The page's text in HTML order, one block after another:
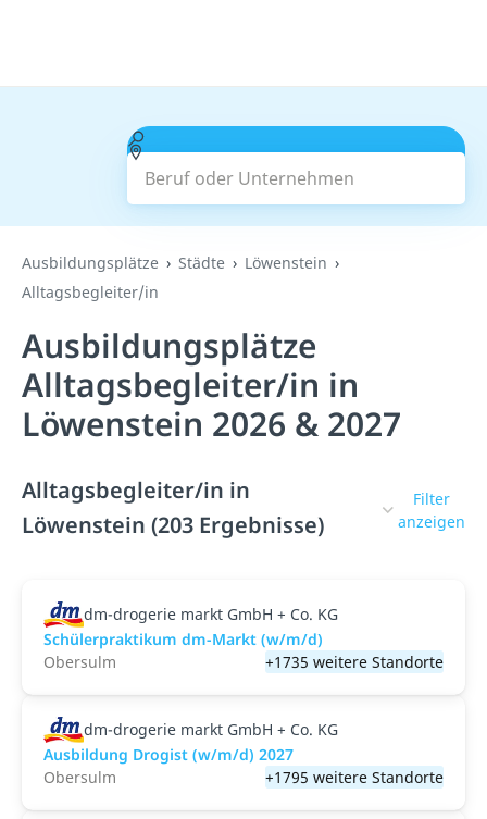
Beruf oder Unternehmen
Suchen
Ausbildungsplätze Städte
Löwenstein
Alltagsbegleiter/in
Ausbildungsplätze
Alltagsbegleiter/in in
Löwenstein 2026 & 2027
Alltagsbegleiter/in in
Löwenstein (203 Ergebnisse)
Filter
anzeigen
dm-drogerie markt GmbH + Co. KG
Schülerpraktikum dm-Markt (w/m/d)
Obersulm
+1735 weitere Standorte
dm-drogerie markt GmbH + Co. KG
Ausbildung Drogist (w/m/d) 2027
Obersulm
+1795 weitere Standorte